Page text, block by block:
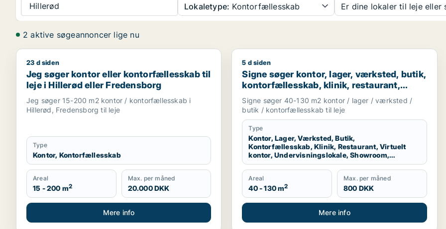
Hillerød Lokaletype: Kontorfællesskab Er dine lokaler til leje eller
2 aktive søgeannoncer lige nu
Jeg søger kontor eller kontorfællesskab til leje i Hillerød eller Fredensborg
23 d siden
Jeg søger kontor eller kontorfællesskab til
leje i Hillerød eller Fredensborg
Jeg søger 15-200 m2 kontor / kontorfællesskab i
Hillerød, Fredensborg til leje
Type
Kontor, Kontorfællesskab
Areal
15 - 200 m2
Max. per måned
20.000 DKK
Mere info
Signe søger kontor, lager, værksted, butik,
5 d siden
Signe søger kontor, lager, værksted, butik,
kontorfællesskab, klinik, restaurant,
virtuelt kontor, undervisningslokale,
showroom, erhvervsgrund,
produktionslokaler eller garage til leje i
København K, Virum eller Helsingør m.fl.
Signe søger 40-130 m2 kontor / lager / værksted /
butik / kontorfællesskab til leje
Type
Kontor, Lager, Værksted, Butik,
Kontorfællesskab, Klinik, Restaurant, Virtuelt
kontor, Undervisningslokale, Showroom,
Erhvervsgrund, Produktionslokaler, Garage
Areal
40 - 130 m2
Max. per måned
800 DKK
Mere info